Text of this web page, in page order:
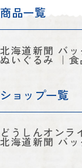
商品一覧
北海道新聞 バッ
ぬいぐるみ 食
ショップ一覧
どうしんオンラ
北海道新聞 バッ